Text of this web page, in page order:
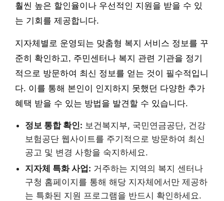
훨씬 높은 할인율이나 우선적인 지원을 받을 수 있
는 기회를 제공합니다.
지자체별로 운영되는 맞춤형 복지 서비스 정보를 꾸
준히 확인하고, 주민센터나 복지 관련 기관을 정기
적으로 방문하여 최신 정보를 얻는 것이 필수적입니
다. 이를 통해 본인이 인지하지 못했던 다양한 추가
혜택 받을 수 있는 방법을 발견할 수 있습니다.
정보 통합 확인: 보건복지부, 국민연금공단, 건강
보험공단 웹사이트를 주기적으로 방문하여 최신
공고 및 변경 사항을 숙지하세요.
지자체 특화 사업: 거주하는 지역의 복지 센터나
구청 홈페이지를 통해 해당 지자체에서만 제공하
는 특화된 지원 프로그램을 반드시 확인하세요.